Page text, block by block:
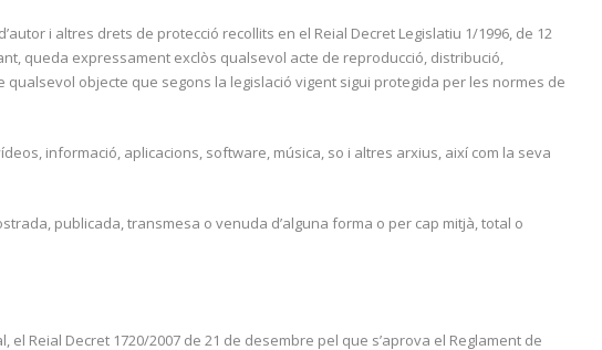
i altres drets de protecció recollits en el Reial Decret Legislatiu 1/1996, de 12
queda expressament exclòs qualsevol acte de reproducció, distribució,
objecte que segons la legislació vigent sigui protegida per les normes de
informació, aplicacions, software, música, so i altres arxius, així com la seva
publicada, transmesa o venuda d’alguna forma o per cap mitjà, total o
Reial Decret 1720/2007 de 21 de desembre pel que s’aprova el Reglament de